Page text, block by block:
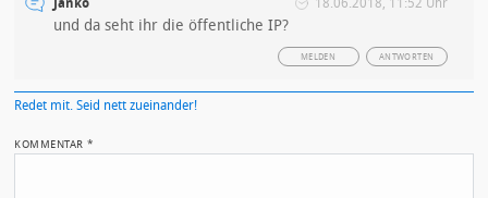
und da seht ihr die öffentliche IP?
ANTWORTEN
MELDEN
Redet mit. Seid nett zueinander!
KOMMENTAR*